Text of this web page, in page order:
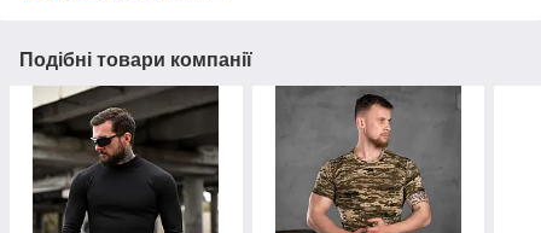
Подібні товари компанії